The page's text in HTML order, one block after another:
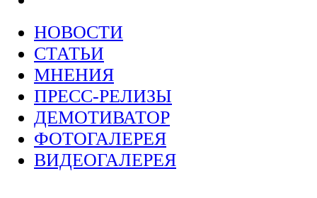
НОВОСТИ
СТАТЬИ
МНЕНИЯ
ПРЕСС-РЕЛИЗЫ
ДЕМОТИВАТОР
ФОТОГАЛЕРЕЯ
ВИДЕОГАЛЕРЕЯ